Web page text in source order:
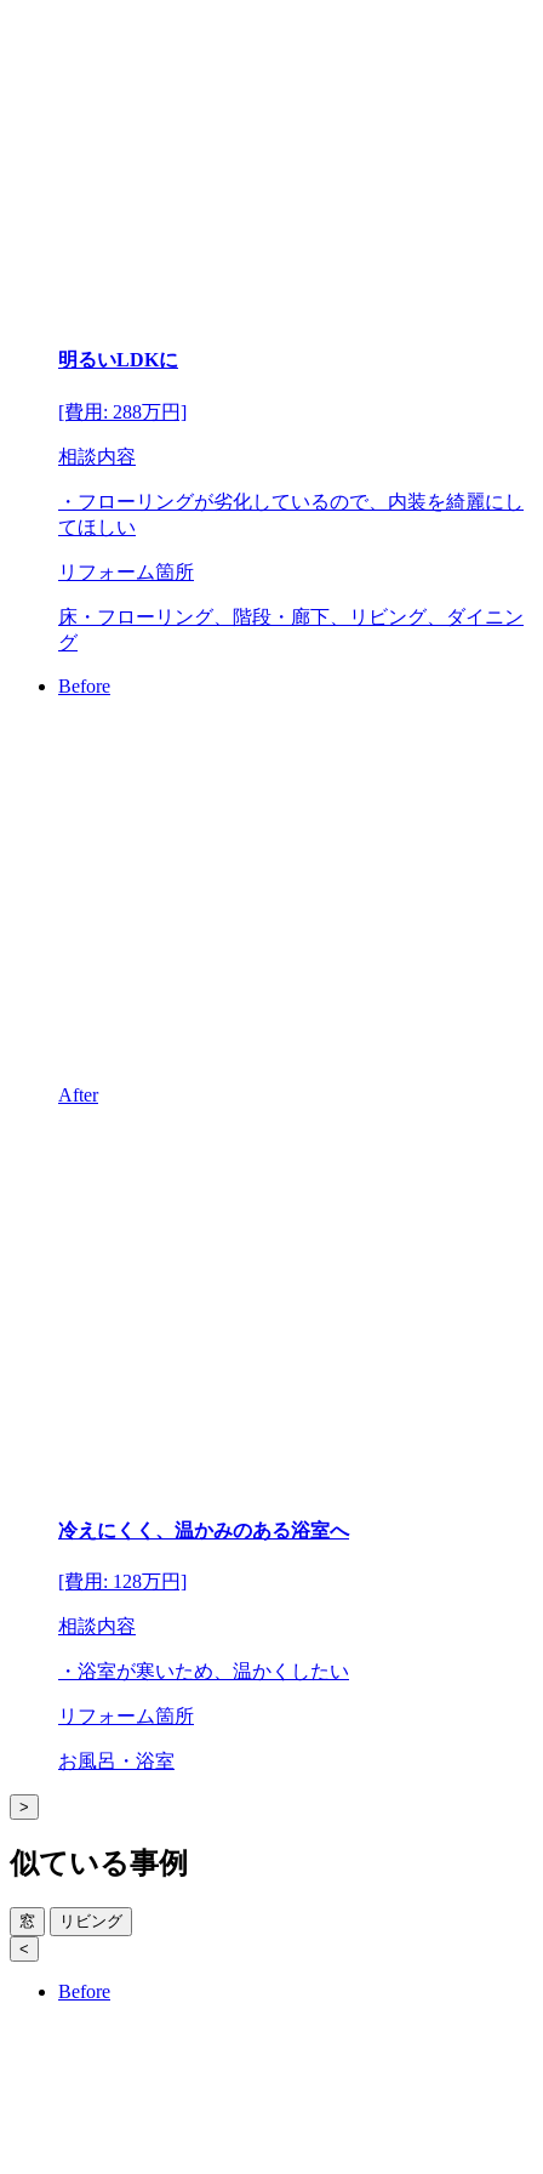
明るいLDKに
[費用: 288万円]
相談内容
・フローリングが劣化しているので、内装を綺麗にし
てほしい
リフォーム箇所
床・フローリング、階段・廊下、リビング、ダイニン
グ
Before
After
冷えにくく、温かみのある浴室へ
[費用: 128万円]
相談内容
・浴室が寒いため、温かくしたい
リフォーム箇所
お風呂・浴室
>
似ている事例
窓
リビング
<
Before